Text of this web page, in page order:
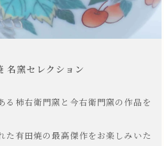
名窯セレクション
る柿右衛門窯と今右衛門窯の作品を
た有田焼の最高傑作をお楽しみいた